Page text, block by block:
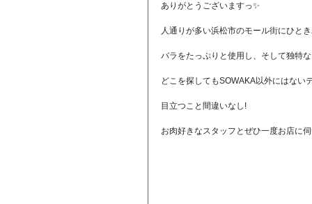
ありがとうございますっ✨
人通りが多い浜松市のモール街にひと
バラをたっぷりと使用し、そして独特な
どこを探してもSOWAKA以外にはない
目立つこと間違いなし!
お肉好きなスタッフとぜひ一度お店に